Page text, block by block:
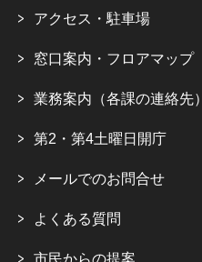
アクセス・駐車場
窓口案内・フロアマップ
業務案内（各課の連絡先）
第2・第4土曜日開庁
メールでのお問合せ
よくある質問
市民からの提案